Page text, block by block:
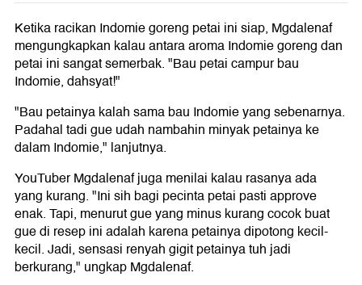
Ketika racikan Indomie goreng petai ini siap, Mgdalenaf
mengungkapkan kalau antara aroma Indomie goreng dan
petai ini sangat semerbak. "Bau petai campur bau
Indomie, dahsyat!"
"Bau petainya kalah sama bau Indomie yang sebenarnya.
Padahal tadi gue udah nambahin minyak petainya ke
dalam Indomie," lanjutnya.
YouTuber Mgdalenaf juga menilai kalau rasanya ada
yang kurang. "Ini sih bagi pecinta petai pasti approve
enak. Tapi, menurut gue yang minus kurang cocok buat
gue di resep ini adalah karena petainya dipotong kecil-
kecil. Jadi, sensasi renyah gigit petainya tuh jadi
berkurang," ungkap Mgdalenaf.